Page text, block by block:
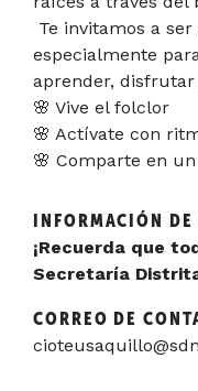
Te invitamos a
especialmente
aprender,
🌸 Vive el folclor
🌸 Actívate con
🌸 Comparte en
INFORMACIÓN DE
¡Recuerda que
Secretaría
CORREO DE